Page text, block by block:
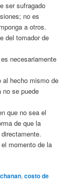
ser sufragado
no es
a otros.
del tomador de
necesariamente
al hecho mismo de
no se puede
que no sea el
de que la
momento de la
,costo de